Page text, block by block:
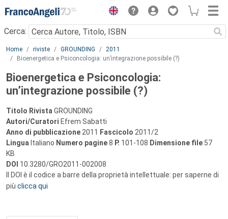
Menu
Cerca:
Main content
Home riviste GROUNDING
2011
Bioenergetica e Psiconcologia: un’integrazione possibile (?)
Bioenergetica e Psiconcologia:
un’integrazione possibile (?)
Titolo Rivista GROUNDING
Autori/Curatori Efrem Sabatti
Anno di pubblicazione 2011 Fascicolo 2011/2
Lingua Italiano Numero pagine8 P. 101-108 Dimensione file 57
KB
DOI 10.3280/GRO2011-002008
Il DOI è il codice a barre della proprietà intellettuale: per saperne di
più clicca qui